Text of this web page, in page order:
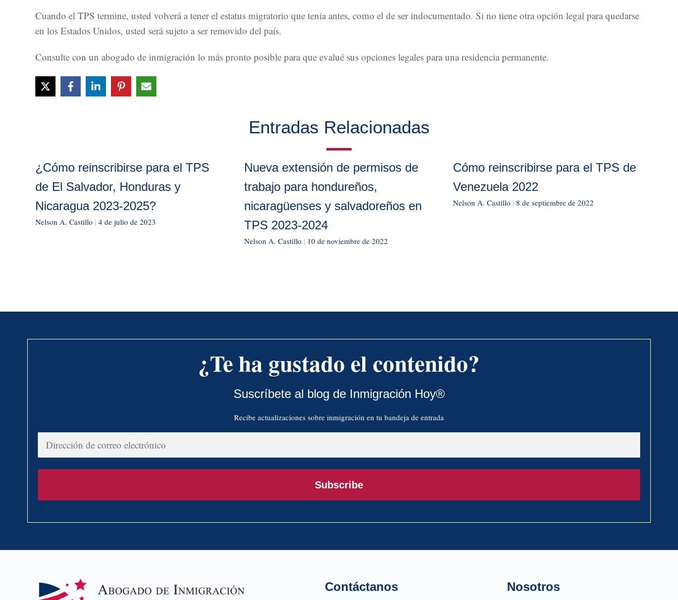
Cuando el TPS termine, usted volverá a tener el estatus migratorio que tenía antes, como el de ser indocumentado. Si no tiene otra opción legal para quedarse
en los Estados Unidos, usted será sujeto a ser removido del país.
Consulte con un abogado de inmigración lo más pronto posible para que evalué sus opciones legales para una residencia permanente.
Entradas Relacionadas
¿Cómo reinscribirse para el TPS
de El Salvador, Honduras y
Nicaragua 2023-2025?
Nelson A. Castillo | 4 de julio de 2023
Nueva extensión de permisos de
trabajo para hondureños,
nicaragüenses y salvadoreños en
TPS 2023-2024
Nelson A. Castillo | 10 de noviembre de 2022
Cómo reinscribirse para el TPS de
Venezuela 2022
Nelson A. Castillo | 8 de septiembre de 2022
¿Te ha gustado el contenido?
Suscríbete al blog de Inmigración Hoy®
Recibe actualizaciones sobre inmigración en tu bandeja de entrada
Dirección
correo
Subscribe
Contáctanos Nosotros